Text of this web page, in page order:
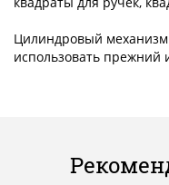
Цилиндровый механизм
использовать прежний